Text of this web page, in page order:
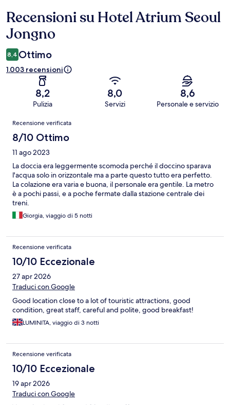
Recensioni
Recensioni su Hotel Atrium Seoul
Jongno
8,4 Ottimo
1.003 recensioni
8,2
Pulizia
8,0
Servizi
8,6
Personale e servizio
Recensioni
Recensione verificata
8/10 Ottimo
11 ago 2023
La doccia era leggermente scomoda perché il doccino sparava
l'acqua solo in orizzontale ma a parte questo tutto era perfetto.
La colazione era varia e buona, il personale era gentile. La metro
è a pochi passi, e a poche fermate dalla stazione centrale dei
treni.
Giorgia, viaggio di 5 notti
Recensione verificata
10/10 Eccezionale
27 apr 2026
Traduci con Google
Good location close to a lot of touristic attractions, good
condition, great staff, careful and polite, good breakfast!
LUMINITA, viaggio di 3 notti
Recensione verificata
10/10 Eccezionale
19 apr 2026
Traduci con Google